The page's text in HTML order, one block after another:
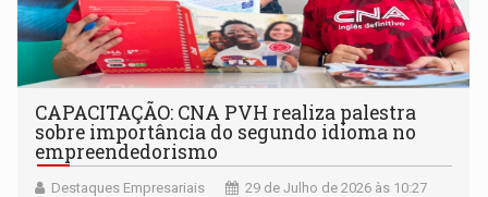
CAPACITAÇÃO: CNA PVH realiza palestra
sobre importância do segundo idioma no
empreendedorismo
Destaques Empresariais 29 de Julho de 2026 às 10:27